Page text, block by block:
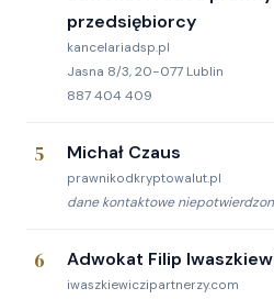
przedsiębiorcy
kancelariadsp.pl
Jasna 8/3, 20-077 Lublin
887 404 409
5 Michał Czaus
prawnikodkryptowalut.pl
dane kontaktowe
6 Adwokat Filip
iwaszkiewiczipartnerzy.com